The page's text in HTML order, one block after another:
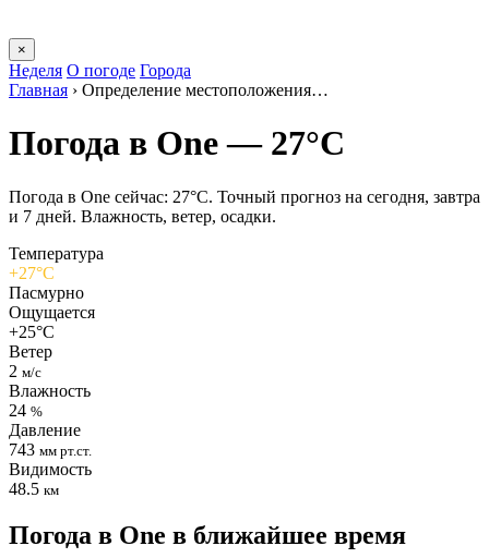
×
Неделя О погоде Города
Главная › Определение местоположения…
Погода в Onе — 27°C
Погода в Onе сейчас: 27°C. Точный прогноз на сегодня, завтра
и 7 дней. Влажность, ветер, осадки.
Температура
+27°C
Пасмурно
Ощущается
+25°C
Ветер
2 м/с
Влажность
24 %
Давление
743 мм рт.ст.
Видимость
48.5 км
Погода в Onе в ближайшее время